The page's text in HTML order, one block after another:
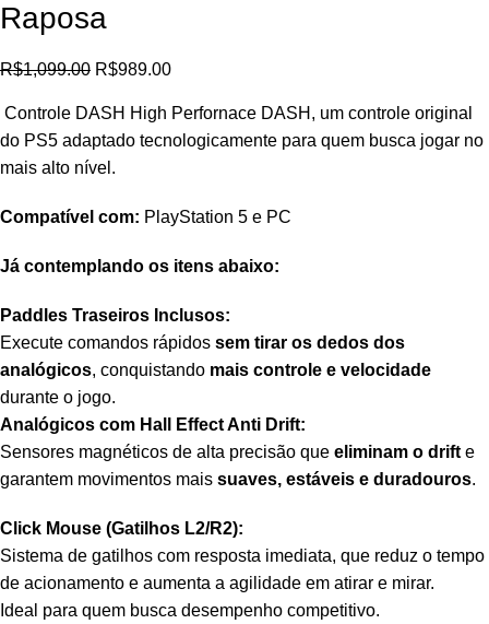
Raposa
R$1,099.00 R$989.00
Controle DASH High Perfornace DASH, um controle original
do PS5 adaptado tecnologicamente para quem busca jogar no
mais alto nível.
Compatível com: PlayStation 5 e PC
Já contemplando os itens abaixo:
Paddles Traseiros Inclusos:
Execute comandos rápidos sem tirar os dedos dos
analógicos, conquistando mais controle e velocidade
durante o jogo.
Analógicos com Hall Effect Anti Drift:
Sensores magnéticos de alta precisão que eliminam o drift e
garantem movimentos mais suaves, estáveis e duradouros.
Click Mouse (Gatilhos L2/R2):
Sistema de gatilhos com resposta imediata, que reduz o tempo
de acionamento e aumenta a agilidade em atirar e mirar.
Ideal para quem busca desempenho competitivo.